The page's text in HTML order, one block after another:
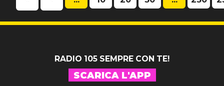
RADIO 105 SEMPRE CON TE!
SCARICA L'APP